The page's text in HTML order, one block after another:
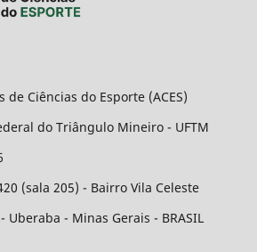
de Ciências do Esporte (ACES)
do Triângulo Mineiro - UFTM
(sala 205) - Bairro Vila Celeste
Uberaba - Minas Gerais - BRASIL